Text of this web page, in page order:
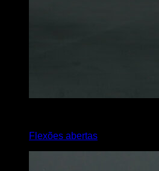
Flexões abertas